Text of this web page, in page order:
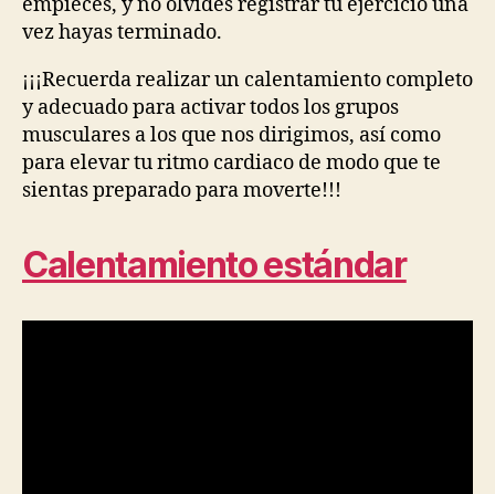
empieces, y no olvides registrar tu ejercicio una
vez hayas terminado.
¡¡¡Recuerda realizar un calentamiento completo
y adecuado para activar todos los grupos
musculares a los que nos dirigimos, así como
para elevar tu ritmo cardiaco de modo que te
sientas preparado para moverte!!!
Calentamiento estándar